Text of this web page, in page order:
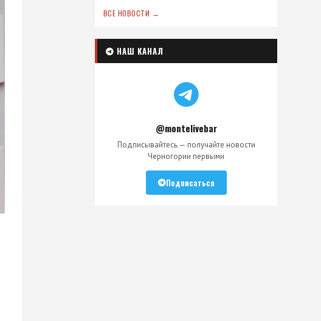
ВСЕ НОВОСТИ →
НАШ КАНАЛ
@montelivebar
Подписывайтесь — получайте новости
Черногории первыми
Подписаться